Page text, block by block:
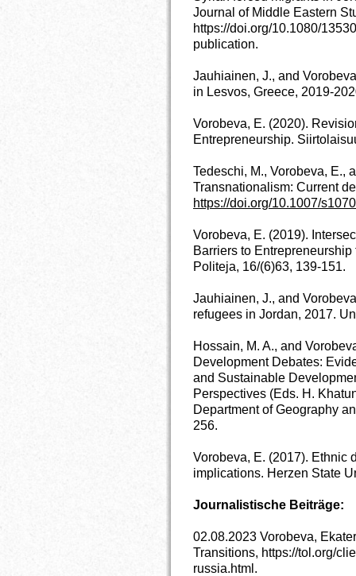
Journal of Middle Eastern
https://doi.org/10.1080/
publication.
Jauhiainen, J., and
in Lesvos, Greece, 2019-
Vorobeva, E. (2020).
Entrepreneurship.
Tedeschi, M., Vorobeva, E.,
Transnationalism: Current
https://doi.org/10.1007/
Vorobeva, E. (2019).
Barriers to
Politeja, 16/(6)63, 139-151.
Jauhiainen, J., and
refugees in Jordan, 2017.
Hossain, M. A., and
Development Debates:
and Sustainable
Perspectives (Eds. H.
Department of Geography
256.
Vorobeva, E. (2017). Ethnic
implications. Herzen State
Journalistische Beiträge:
02.08.2023 Vorobeva,
Transitions, https://tol.org/
russia.html.